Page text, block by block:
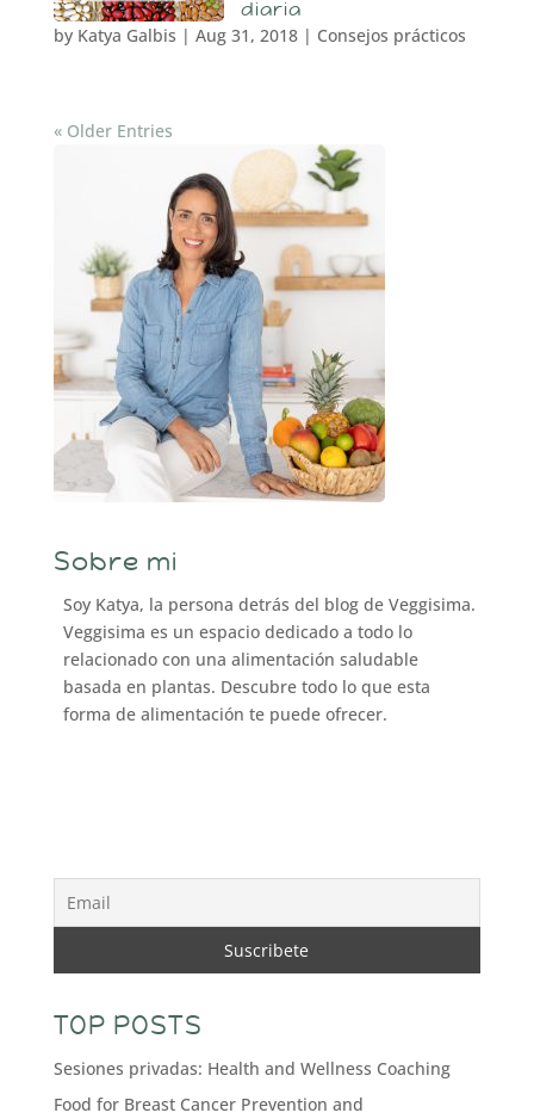
diaria
by Katya Galbis | Aug 31, 2018| Consejos prácticos
« Older Entries
Sobre mi
Soy Katya, la persona detrás del blog de Veggisima.
Veggisima es un espacio dedicado a todo lo
relacionado con una alimentación saludable
basada en plantas. Descubre todo lo que esta
forma de alimentación te puede ofrecer.
TOP POSTS
Sesiones privadas: Health and Wellness Coaching
Food for Breast Cancer Prevention and